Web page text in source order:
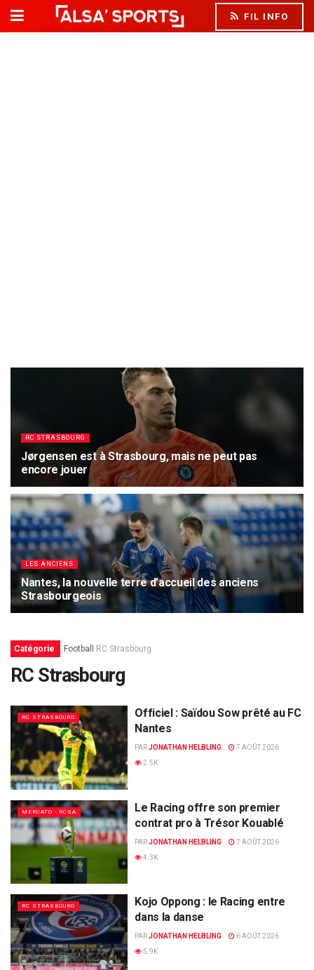
FIL INFO
RC STRASBOURG
Jørgensen est à Strasbourg, mais ne peut pas
encore jouer
8 AOÛT 2026 4.3K
LES ANCIENS
Nantes, la nouvelle terre d’accueil des anciens
Strasbourgeois
Catégorie Football RC Strasbourg
RC Strasbourg
RC STRASBOURG
Officiel : Saïdou Sow prêté au FC
Nantes
PARJONATHAN HELBLING
7 AOÛT 2026
2.5K
MERCATO - RCSA
Le Racing offre son premier
contrat pro à Trésor Kouablé
PARJONATHAN HELBLING
7 AOÛT 2026
4.3K
RC STRASBOURG
Kojo Oppong : le Racing entre
dans la danse
PARJONATHAN HELBLING
6 AOÛT 2026
5.9K